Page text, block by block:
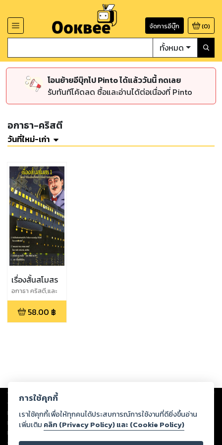
จัดการอีบุ๊ก (0)
ทั้งหมด
โอนย้ายอีบุ๊กไป Pinto ได้แล้ววันนี้ กดเลย
รับทันทีโค้ดลด ซื้อและอ่านได้ต่อเนื่องที่ Pinto
อกาธา-คริสตี
วันที่ใหม่-เก่า
เรื่องสั้นสโมสร
อกาธา คริสตี,และ
คนอื่นๆ
58.00 ฿
Copyright © 2026
ต่อผลงานหรือเนื้อหาใดที่อัปโหลดผ่านเว็บไซต์และปรากฏว่าละเมิดสิทธิใน
ทรัพย์สินทางปัญญาของบุคคลอื่นหรือขัดต่อกฎหมายและศีลธรรม ดังนั้น ผู้อ่าน
ทุกท่านโปรดใช้วิจารณญาณในการกลั่นกรองด้วยตนเอง และหากท่านพบว่าส่วน
หนึ่งส่วนใดขัดต่อกฎหมายและศีลธรรม กรุณาแจ้งมายังบริษัท เพื่อทีมงานจะได้
ดำเนินการในทันที ทั้งนี้ ทางสตอรี่ล็อกขอสงวนลิขสิทธิ์ตามพระราชบัญญัติ
การใช้คุกกี้
เราใช้คุกกี้เพื่อให้ทุกคนได้ประสบการณ์การใช้งานที่ดียิ่งขึ้นอ่าน
เพิ่มเติม คลิก (Privacy Policy) และ (Cookie Policy)